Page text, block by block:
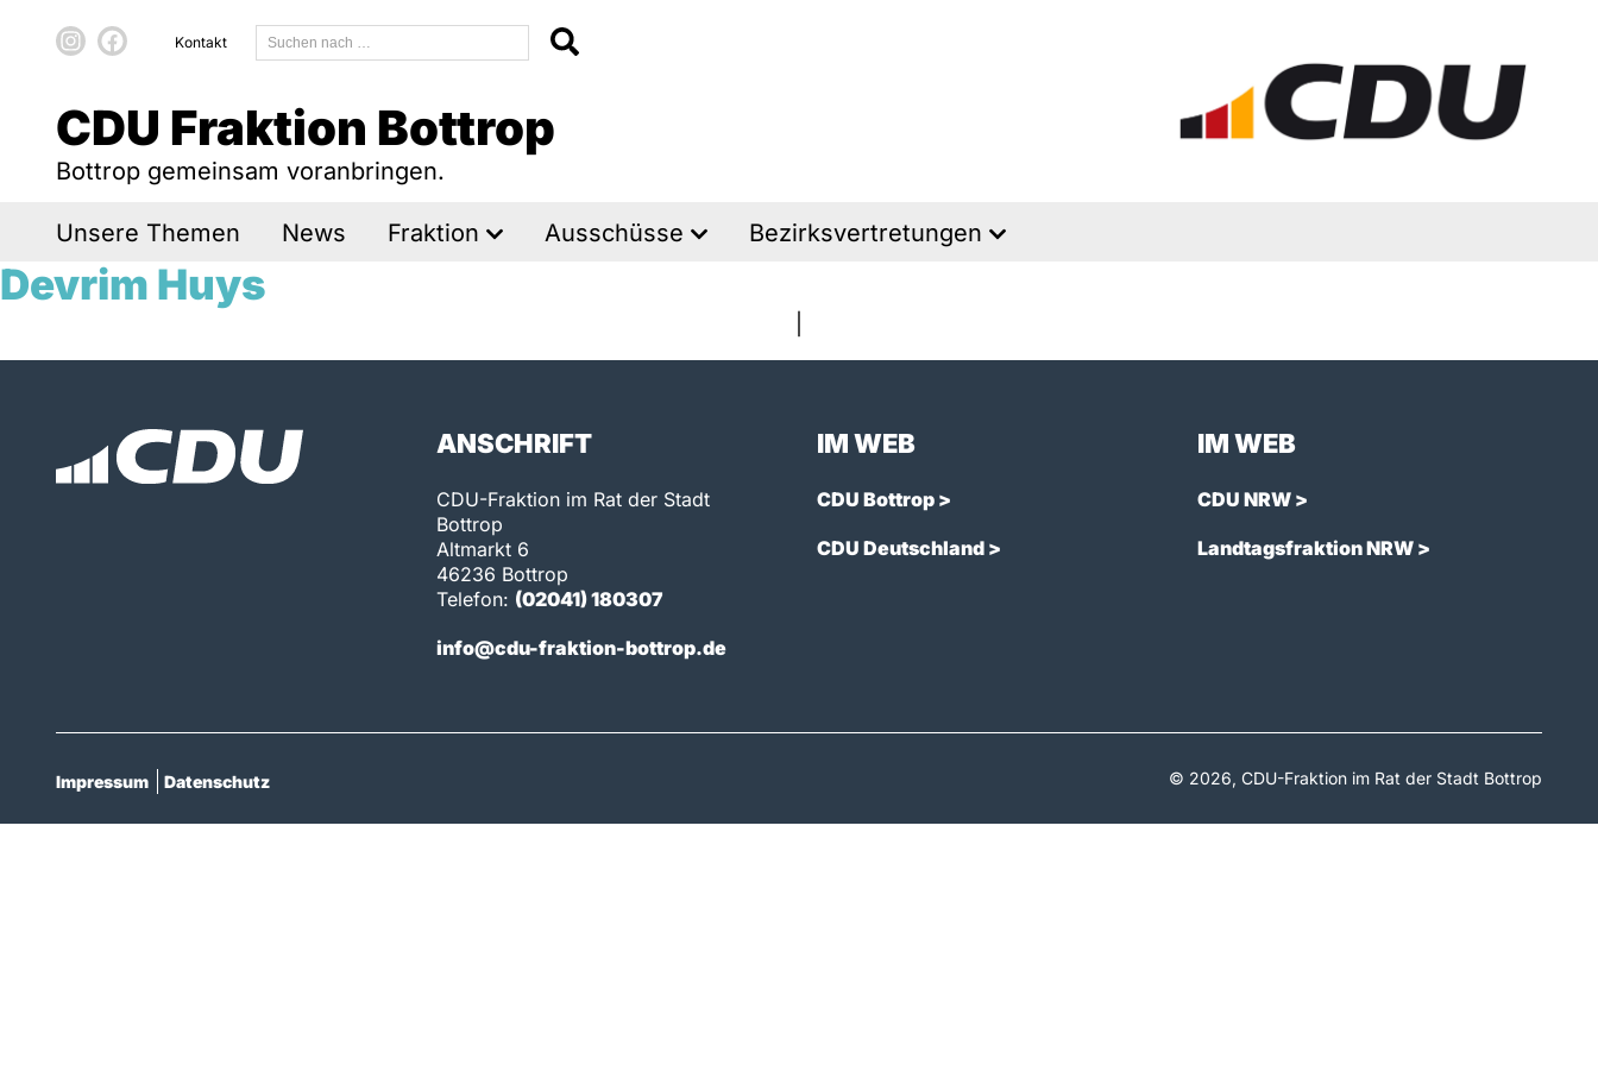
Kontakt
CDU Fraktion Bottrop
Bottrop gemeinsam voranbringen.
Unsere Themen News Fraktion Ausschüsse Bezirksvertretungen
Devrim Huys
ANSCHRIFT
CDU-Fraktion im Rat der Stadt
Bottrop
Altmarkt 6
46236 Bottrop
Telefon: (02041) 180307
info@cdu-fraktion-bottrop.de
IM WEB
CDU Bottrop >
CDU Deutschland >
IM WEB
CDU NRW >
Landtagsfraktion NRW >
Impressum Datenschutz © 2026, CDU-Fraktion im Rat der Stadt Bottrop